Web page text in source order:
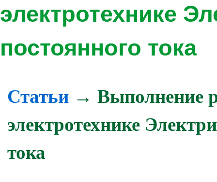
электротехнике
постоянного тока
Статьи → Выполнение
электротехнике
тока